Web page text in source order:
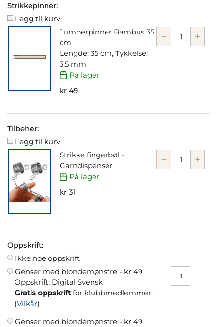
Strikkepinner:
Legg til kurv
Jumperpinner Bambus 35
cm
Lengde: 35 cm, Tykkelse:
3,5 mm
På lager
kr 49
Tilbehør:
Legg til kurv
Strikke fingerbøl -
Garndispenser
På lager
kr 31
Oppskrift:
Ikke noe oppskrift
Genser med blondemønstre - kr 49
Oppskrift: Digital Svensk
Gratis oppskriftfor klubbmedlemmer.
(Vilkår)
Genser med blondemønstre - kr 49